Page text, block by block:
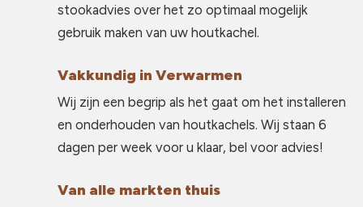
stookadvies over het zo optimaal mogelijk
gebruik maken van uw houtkachel.
Vakkundig in Verwarmen
Wij zijn een begrip als het gaat om het installeren
en onderhouden van houtkachels. Wij staan 6
dagen per week voor u klaar, bel voor advies!
Van alle markten thuis